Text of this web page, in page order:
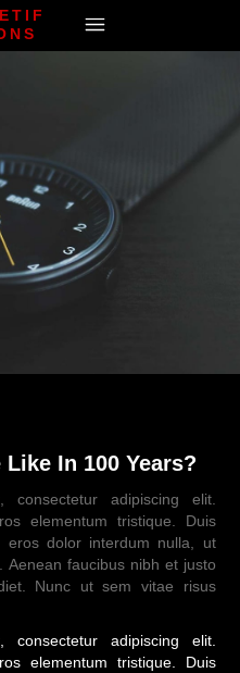
In 100 Years?
adipiscing elit.
elementum tristique. Duis
dolor interdum nulla, ut
faucibus nibh et justo
Nunc ut sem vitae risus
adipiscing elit.
elementum tristique. Duis